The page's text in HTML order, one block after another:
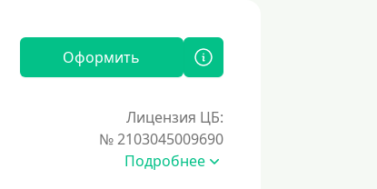
Оформить
Лицензия ЦБ:
№ 2103045009690
Подробнее